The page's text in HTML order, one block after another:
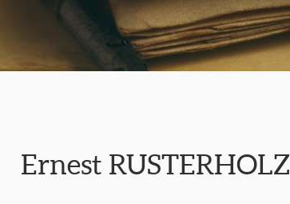
Ernest RUSTERHOLZ